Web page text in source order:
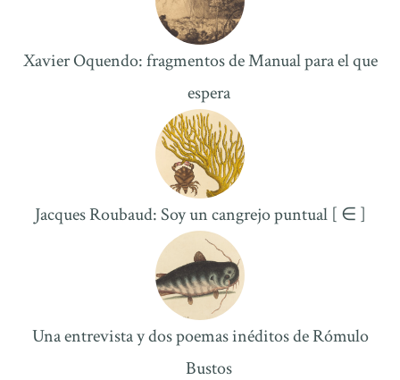
Xavier Oquendo: fragmentos de Manual para el que
espera
Jacques Roubaud: Soy un cangrejo puntual [ ∈ ]
Una entrevista y dos poemas inéditos de Rómulo
Bustos